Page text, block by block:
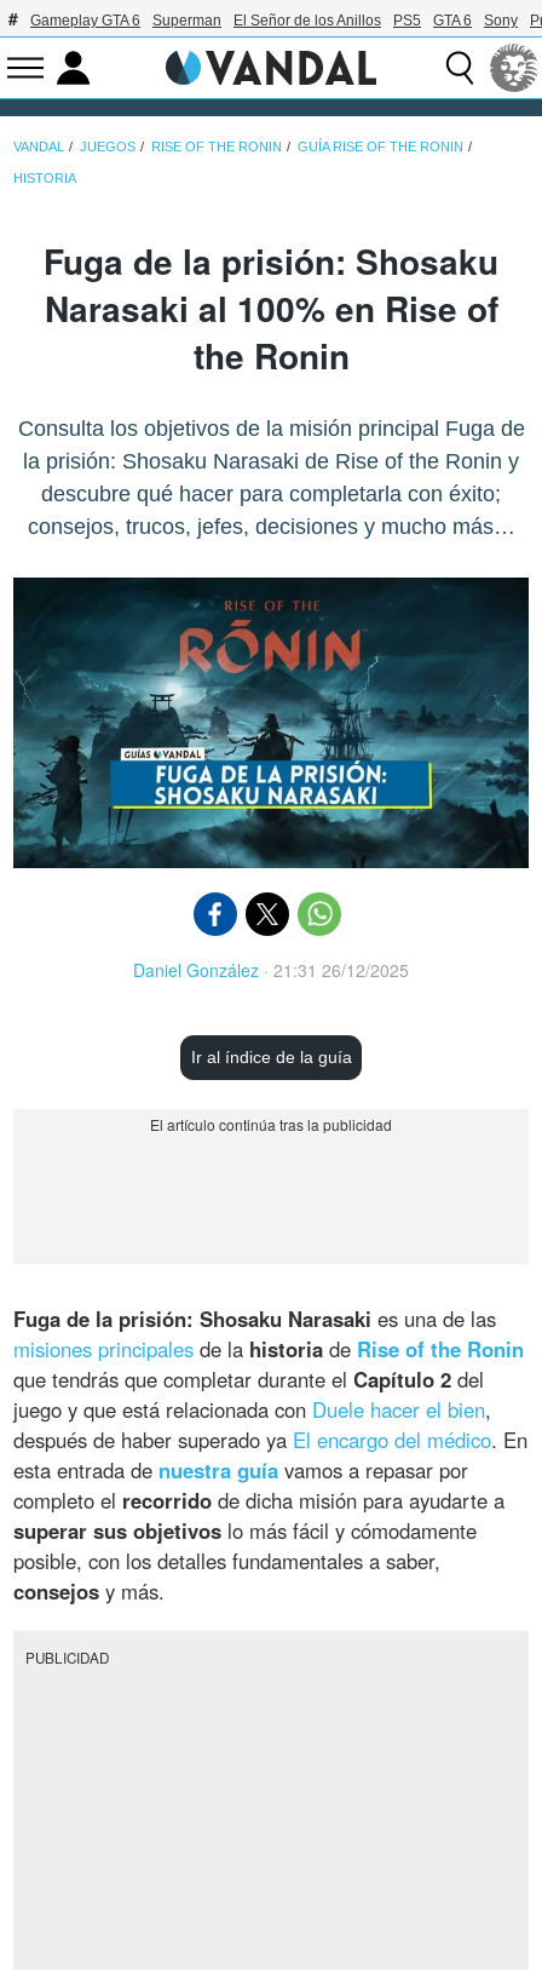
Gameplay GTA 6 Superman El Señor de los Anillos PS5 GTA 6 Sony
VANDAL JUEGOS RISE OF THE RONIN GUÍA RISE OF THE RONIN
HISTORIA
Fuga de la prisión: Shosaku
Narasaki al 100% en Rise of
the Ronin
Consulta los objetivos de la misión principal Fuga de
la prisión: Shosaku Narasaki de Rise of the Ronin y
descubre qué hacer para completarla con éxito;
consejos, trucos, jefes, decisiones y mucho más…
Daniel González · 21:31 26/12/2025
Ir al índice de la guía
Fuga de la prisión: Shosaku Narasaki es una de las
misiones principales de la historia de Rise of the Ronin
que tendrás que completar durante elCapítulo 2 del
juego y que está relacionada con Duele hacer el bien,
después de haber superado ya El encargo del médico. En
esta entrada de nuestra guía vamos a repasar por
completo el recorrido de dicha misión para ayudarte a
superar sus objetivos lo más fácil y cómodamente
posible, con los detalles fundamentales a saber,
consejos y más.
PUBLICIDAD